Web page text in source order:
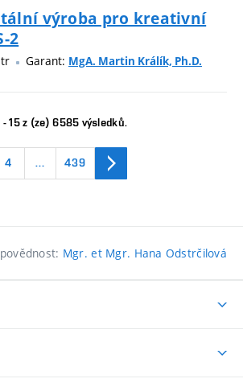
výroba pro kreativní
2
Garant: MgA. Martin Králík, Ph.D.
- 15 z (ze) 6585 výsledků.
4 … 439
Mgr. et Mgr. Hana Odstrčilová